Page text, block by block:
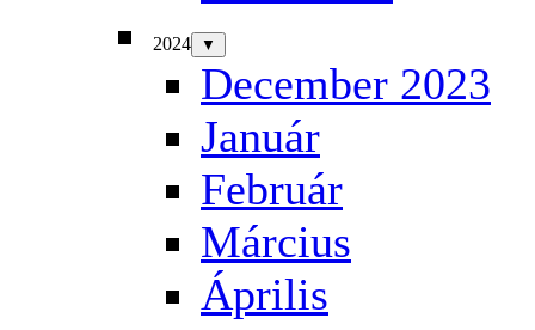
2024 ▼
December 2023
Január
Február
Március
Április